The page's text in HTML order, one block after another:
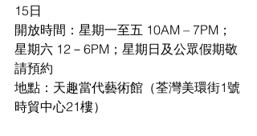
15日
開放時間：星期一至五 10AM – 7PM；
星期六 12－6PM；星期日及公眾假期敬
請預約
地點：天趣當代藝術館（荃灣美環街1號
時貿中心21樓）